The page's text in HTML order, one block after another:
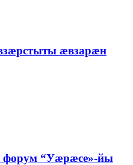
æвзарæн
“Уæрæсе»-йы